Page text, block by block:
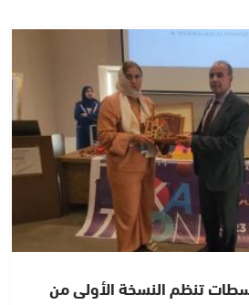
تنظم النسخة الأولى من